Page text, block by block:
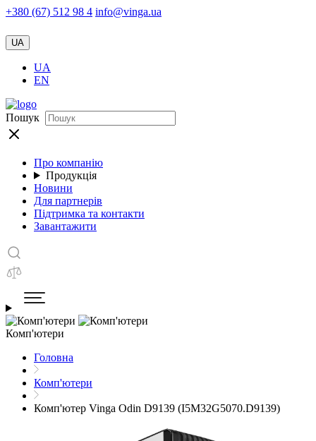
+380 (67) 512 98 4 info@vinga.ua
UA
UA
EN
Пошук
Про компанію
Продукція
Новини
Для партнерів
Підтримка та контакти
Завантажити
Комп'ютери
Головна
Комп'ютери
Комп'ютер Vinga Odin D9139 (I5M32G5070.D9139)